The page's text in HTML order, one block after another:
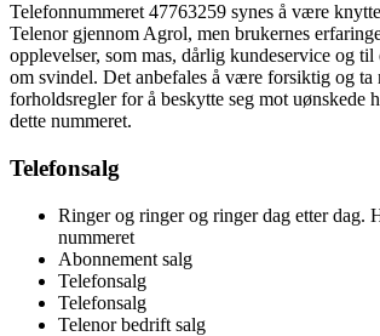
Telefonnummeret 47763259 synes å være
Telenor gjennom Agrol, men brukernes
opplevelser, som mas, dårlig kundeservice og
om svindel. Det anbefales å være forsiktig og ta
forholdsregler for å beskytte seg mot uønskede
dette nummeret.
Telefonsalg
Ringer og ringer og ringer dag etter dag.
nummeret
Abonnement salg
Telefonsalg
Telefonsalg
Telenor bedrift salg